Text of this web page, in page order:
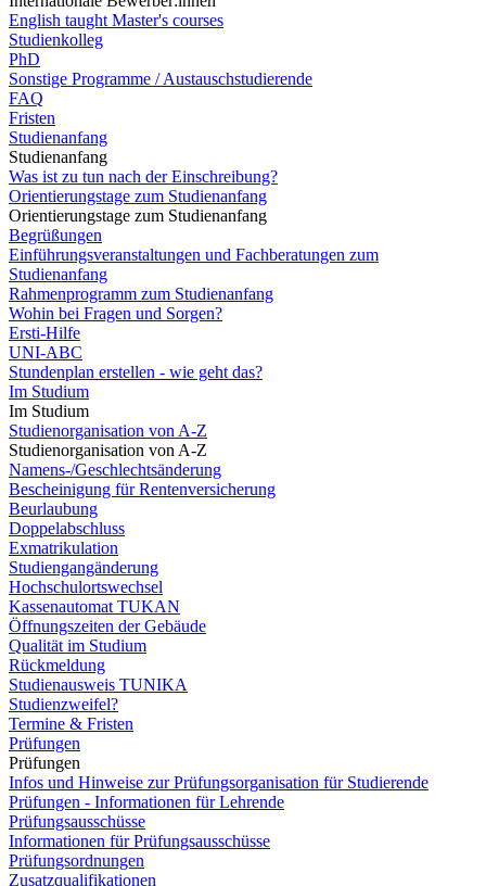
English taught Master's courses
Studienkolleg
PhD
Sonstige Programme / Austauschstudierende
FAQ
Fristen
Studienanfang
Studienanfang
Was ist zu tun nach der Einschreibung?
Orientierungstage zum Studienanfang
Orientierungstage zum Studienanfang
Begrüßungen
Einführungsveranstaltungen und Fachberatungen zum
Studienanfang
Rahmenprogramm zum Studienanfang
Wohin bei Fragen und Sorgen?
Ersti-Hilfe
UNI-ABC
Stundenplan erstellen - wie geht das?
Im Studium
Im Studium
Studienorganisation von A-Z
Studienorganisation von A-Z
Namens-/Geschlechtsänderung
Bescheinigung für Rentenversicherung
Beurlaubung
Doppelabschluss
Exmatrikulation
Studiengangänderung
Hochschulortswechsel
Kassenautomat TUKAN
Öffnungszeiten der Gebäude
Qualität im Studium
Rückmeldung
Studienausweis TUNIKA
Studienzweifel?
Termine & Fristen
Prüfungen
Prüfungen
Infos und Hinweise zur Prüfungsorganisation für Studierende
Prüfungen - Informationen für Lehrende
Prüfungsausschüsse
Informationen für Prüfungsausschüsse
Prüfungsordnungen
Zusatzqualifikationen